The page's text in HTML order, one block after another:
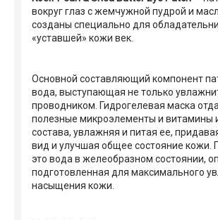
вокруг глаз с жемчужной пудрой и
созданы специально для
«уставшей» кожи век.
Основной составляющий компонент
вода, выступающая не только
проводником. Гидрогелевая маска
полезные микроэлементы и витамины
состава, увлажняя и питая ее,
вид и улучшая общее состояние кожи.
это вода в желеобразном состоянии,
подготовленная для максимального
насыщения кожи.